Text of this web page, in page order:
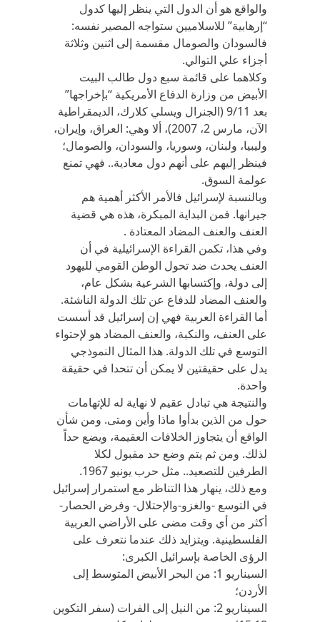
والواقع هو أن الدول التي ينظر إليها كدول
“إرهابية” للاسلاميين ستواجه المصير نفسه:
فالسودان والصومال مقسمة إلى اثنين وثلاثة
أجزاء علي التوالي.
وكلاهما على قائمة سبع دول طالب البيت
الأبيض من وزارة الدفاع الأمريكية “بإخراجها”
بعد 9/11 (الجنرال ويسلي كلارك، الديمقراطية
الآن، مارس 2، 2007)، ألا وهي: العراق، وإيران،
وليبيا، ولبنان، وسوريا، والسودان، والصومال؛
فينظر إليهم على أنهم دول معادية.. فهي تمنع
عولمة السوق.
وبالنسبة لإسرائيل فالأمر الأكثر أهمية هم
جيرانها. فمن البداية المبكرة، هذه هي قضية
العنف والعنف المضاد المعتادة .
وفي هذا، تكمن القراءة الإسرائيلية في أن
العنف يحدث ضد تحول الوطن القومي لليهود
إلى دولة، وإكتسابها الشرعية بشكل عام،
والعنف المضاد للدفاع عن تلك الدولة الناشئة.
أما القراءة العربية فهي إن إسرائيل قد أسست
على العنف، والنكبة، والعنف المضاد هو لإحتواء
التوسع في تلك الدولة. هذا المثال النموذجي
يدل على حقيقتين لا يمكن أن تتحدا في حقيقة
واحدة.
والنتيجة هي تبادل عقيم لا نهاية له للإتهامات
حول من الذين بدأوا ماذا وأين ومتى. ومن شأن
الواقع أن يتجاوز الخلافات العقيمة، ويضع حداً
لذلك. ومن ثم يتم وضع حد مقبول لكلا
الطرفين للتصعيد.. مثل حرب يونيو 1967.
ومع ذلك، ينهار هذا التناظر مع استمرار إسرائيل
في التوسع -والغزو-والإحتلال- وفرض الحصار-
أكثر من أي وقت مضى على الأراضي العربية
الفلسطينية. ويتزايد ذلك عندما نتعرف على
الرؤى الخاصة بإسرائيل الكبرى:
السيناريو 1: من البحر الأبيض المتوسط إلى
الأردن؛
السيناريو 2: من النيل إلى الفرات (سفر التكوين